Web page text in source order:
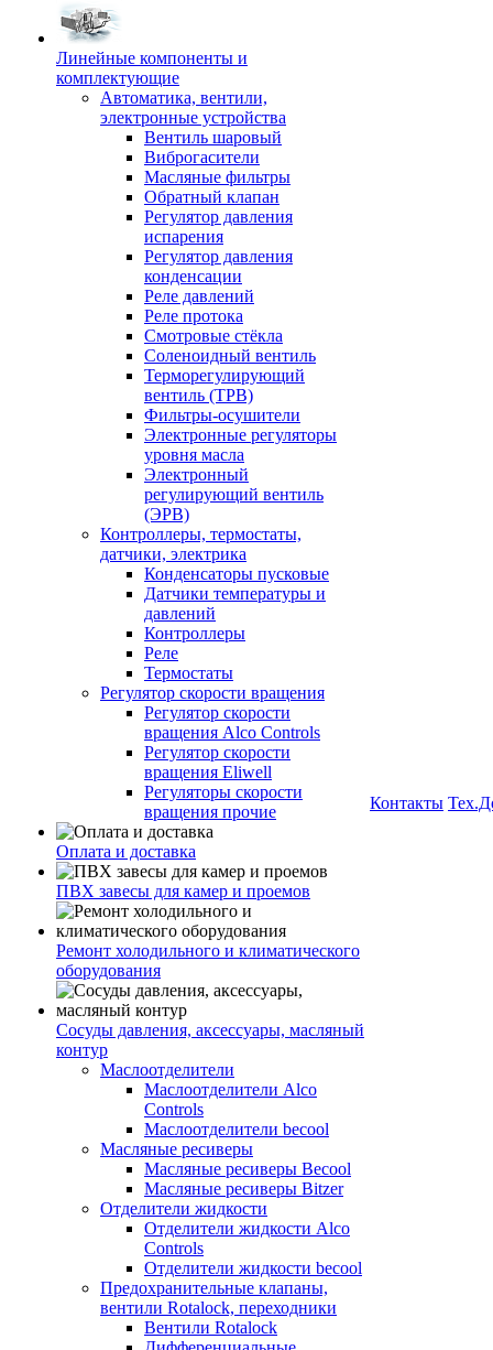
Линейные компоненты и
комплектующие
Автоматика, вентили,
электронные устройства
Вентиль шаровый
Виброгасители
Масляные фильтры
Обратный клапан
Регулятор давления
испарения
Регулятор давления
конденсации
Реле давлений
Реле протока
Смотровые стёкла
Соленоидный вентиль
Терморегулирующий
вентиль (ТРВ)
Фильтры-осушители
Электронные регуляторы
уровня масла
Электронный
регулирующий вентиль
(ЭРВ)
Контроллеры, термостаты,
датчики, электрика
Конденсаторы пусковые
Датчики температуры и
давлений
Контроллеры
Реле
Термостаты
Регулятор скорости вращения
Регулятор скорости
вращения Alco Controls
Регулятор скорости
вращения Eliwell
Регуляторы скорости
вращения прочие
Оплата и доставка
ПВХ завесы для камер и проемов
Ремонт холодильного и климатического
оборудования
Сосуды давления, аксессуары, масляный
контур
Маслоотделители
Маслоотделители Alco
Controls
Маслоотделители becool
Масляные ресиверы
Масляные ресиверы Becool
Масляные ресиверы Bitzer
Отделители жидкости
Отделители жидкости Alco
Controls
Отделители жидкости becool
Предохранительные клапаны,
вентили Rotalock, переходники
Вентили Rotalock
Контакты